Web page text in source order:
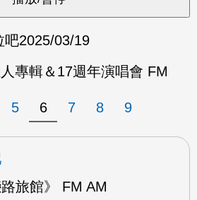
吧2025/03/19
專輯＆17週年演唱會 FM
5 6 7 8 9
旅館》 FM AM